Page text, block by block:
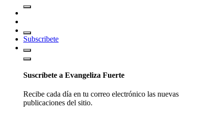
Subscribete
Suscríbete a Evangeliza Fuerte
Recibe cada día en tu correo electrónico las nuevas
publicaciones del sitio.